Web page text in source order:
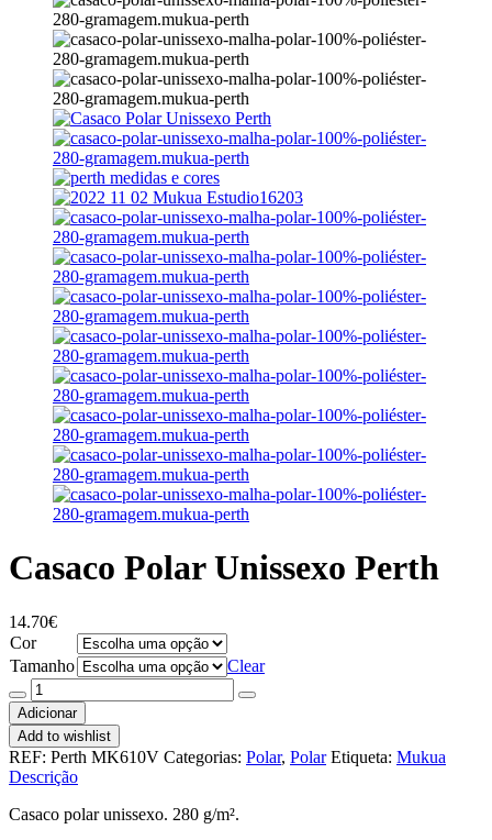
Casaco Polar Unissexo Perth
14.70€
Cor
Tamanho
Clear
Quantidade
de
Casaco
Polar
Unissexo
Perth
Adicionar
Add to wishlist
REF: Perth MK610V Categorias: Polar, Polar Etiqueta: Mukua
Descrição
Casaco polar unissexo. 280 g/m².